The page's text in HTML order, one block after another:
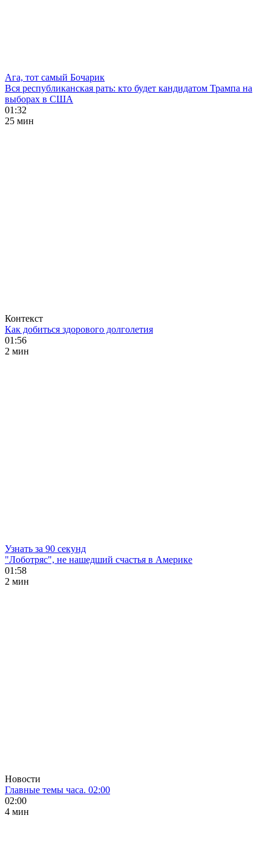
Ага, тот самый Бочарик
Вся республиканская рать: кто будет кандидатом Трампа на
выборах в США
01:32
25 мин
Контекст
Как добиться здорового долголетия
01:56
2 мин
Узнать за 90 секунд
"Лоботряс", не нашедший счастья в Америке
01:58
2 мин
Новости
Главные темы часа. 02:00
02:00
4 мин